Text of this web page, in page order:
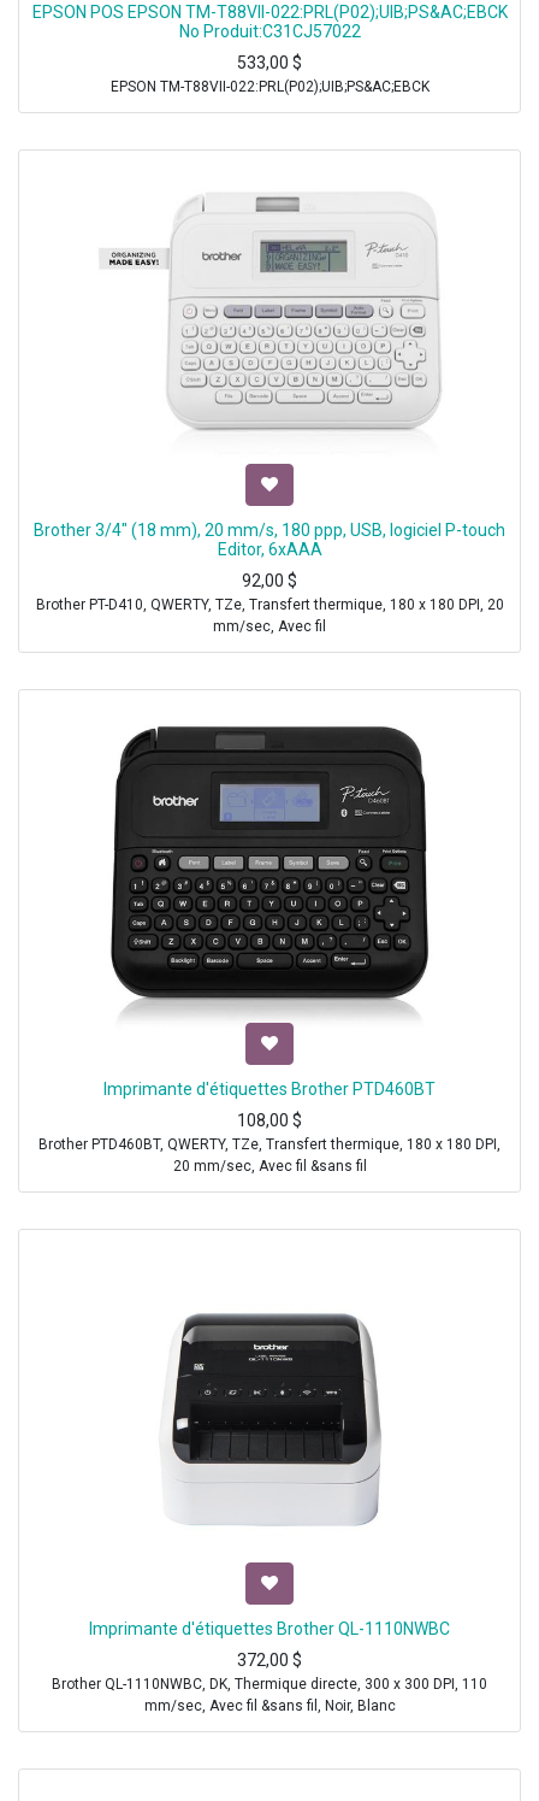
EPSON POS EPSON TM-T88VII-022:PRL(P02);UIB;PS&AC;EBCK
No Produit:C31CJ57022
533,00 $
EPSON TM-T88VII-022:PRL(P02);UIB;PS&AC;EBCK
Brother 3/4" (18 mm), 20 mm/s, 180 ppp, USB, logiciel P-touch
Editor, 6xAAA
92,00 $
Brother PT-D410, QWERTY, TZe, Transfert thermique, 180 x 180 DPI, 20
mm/sec, Avec fil
Imprimante d'étiquettes Brother PTD460BT
108,00 $
Brother PTD460BT, QWERTY, TZe, Transfert thermique, 180 x 180 DPI,
20 mm/sec, Avec fil &sans fil
Imprimante d'étiquettes Brother QL-1110NWBC
372,00 $
Brother QL-1110NWBC, DK, Thermique directe, 300 x 300 DPI, 110
mm/sec, Avec fil &sans fil, Noir, Blanc